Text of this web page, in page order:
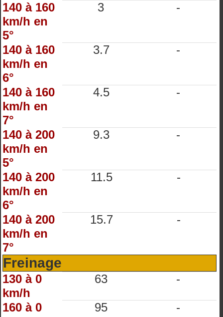
140 à 160
km/h en
5°
3 -
140 à 160
km/h en
6°
3.7 -
140 à 160
km/h en
7°
4.5 -
140 à 200
km/h en
5°
9.3 -
140 à 200
km/h en
6°
11.5 -
140 à 200
km/h en
7°
15.7 -
Freinage
130 à 0
km/h
63 -
160 à 0
95 -